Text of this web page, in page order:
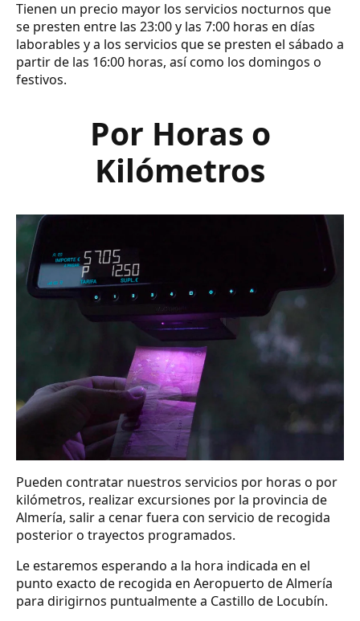
Tienen un precio mayor los servicios nocturnos que
se presten entre las 23:00 y las 7:00 horas en días
laborables y a los servicios que se presten el sábado a
partir de las 16:00 horas, así como los domingos o
festivos.
Por Horas o
Kilómetros
Pueden contratar nuestros servicios por horas o por
kilómetros, realizar excursiones por la provincia de
Almería, salir a cenar fuera con servicio de recogida
posterior o trayectos programados.
Le estaremos esperando a la hora indicada en el
punto exacto de recogida en Aeropuerto de Almería
para dirigirnos puntualmente a Castillo de Locubín.